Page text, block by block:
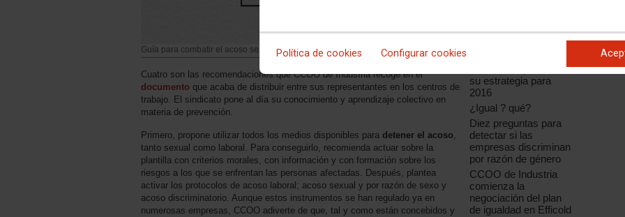
Política de cookies Configurar cookies
Guía para combatir el acoso sexual y laboral
Cuatro son las recomendaciones que CCOO de Industria recoge en el
documento que acaba de distribuir entre sus representantes en los centros de
trabajo. El sindicato pone al día su conocimiento y aprendizaje colectivo en
materia de prevención.
Primero, propone utilizar todos los medios disponibles para detener el acoso,
tanto sexual como laboral. Para conseguirlo, recomienda actuar sobre la
plantilla con criterios morales, con información y con formación sobre los
riesgos a los que se enfrentan las personas afectadas. Después, plantea
activar los protocolos de acoso laboral; acoso sexual y por razón de sexo y
acoso discriminatorio. Aunque estos instrumentos se han regulado ya en
numerosas empresas, CCOO adiverte de que, tal y como están concebidos y
reunión del grupo de
IndustriAll, que diseña
su estrategia para
2016
¿Igual ? qué?
Diez preguntas para
detectar si las
empresas discriminan
por razón de género
CCOO de Industria
comienza la
negociación del plan
de igualdad en Efficold